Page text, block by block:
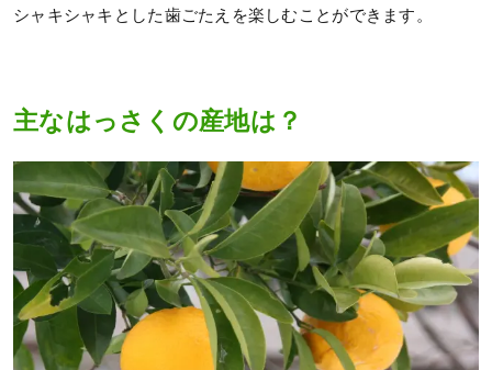
シャキシャキとした歯ごたえを楽しむことができます。
主なはっさくの産地は？